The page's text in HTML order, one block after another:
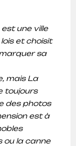
une ville
et choisit
sa
mais La
toujours
des photos
est à
ou la canne